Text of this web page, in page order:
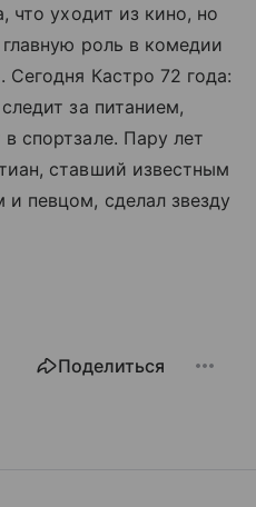
что уходит из кино, но
роль в комедии
Сегодня Кастро 72 года:
за питанием,
спортзале. Пару лет
ставший известным
певцом, сделал звезду
Поделиться